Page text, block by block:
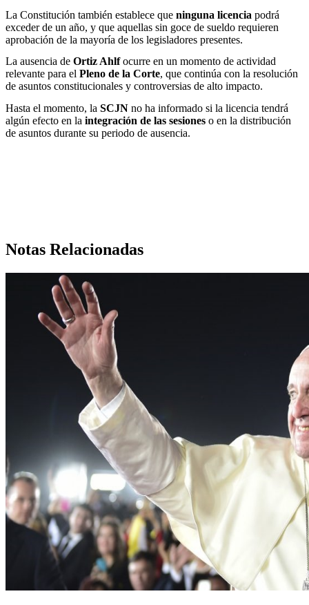
La Constitución también establece que ninguna licencia podrá
exceder de un año, y que aquellas sin goce de sueldo requieren
aprobación de la mayoría de los legisladores presentes.
La ausencia de Ortiz Ahlfocurre en un momento de actividad
relevante para el Pleno de la Corte, que continúa con la resolución
de asuntos constitucionales y controversias de alto impacto.
Hasta el momento, la SCJN no ha informado si la licencia tendrá
algún efecto en la integración de las sesiones o en la distribución
de asuntos durante su periodo de ausencia.
Notas Relacionadas